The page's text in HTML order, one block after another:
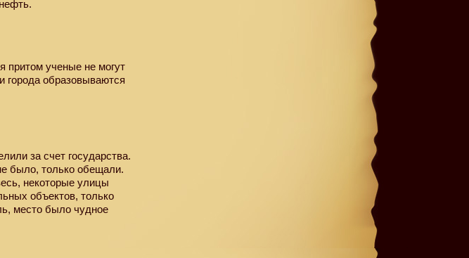
притом ученые не могут
города образовываются
за счет государства.
было, только обещали.
некоторые улицы
объектов, только
место было чудное